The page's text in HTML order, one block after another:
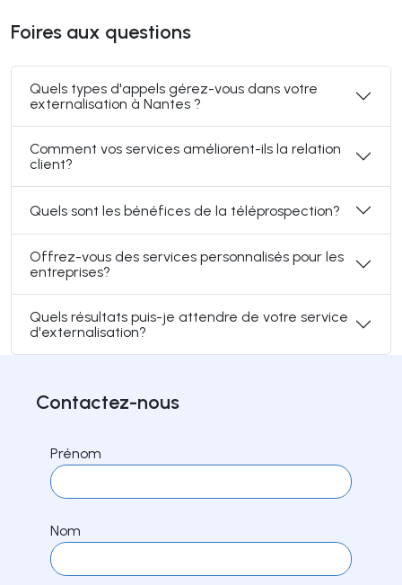
Foires aux questions
Quels types d'appels gérez-vous dans votre
externalisation à Nantes ?
Comment vos services améliorent-ils la relation
client?
Quels sont les bénéfices de la téléprospection?
Offrez-vous des services personnalisés pour les
entreprises?
Quels résultats puis-je attendre de votre service
d'externalisation?
Contactez-nous
Prénom
Nom